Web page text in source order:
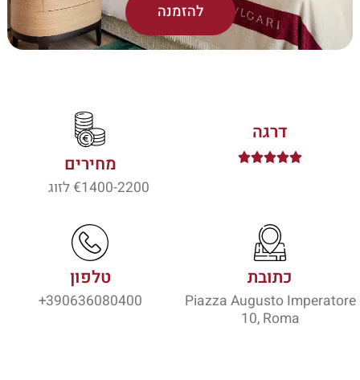
להזמנה
דרגה




 מחירים
1400-2200€ לזוג
כתובת
Piazza Augusto Imperatore
10, Roma
טלפון
390636080400+